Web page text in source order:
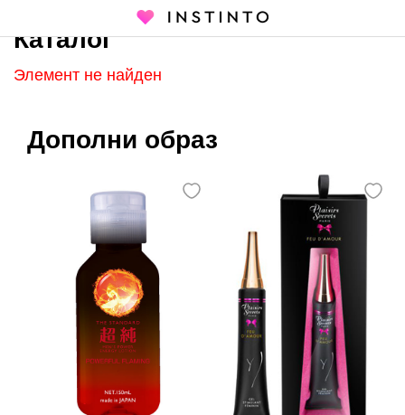
Каталог
Каталог
Элемент не найден
Дополни образ